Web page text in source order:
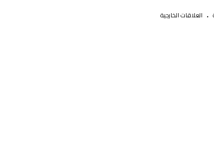
. العلاقات الخارجية